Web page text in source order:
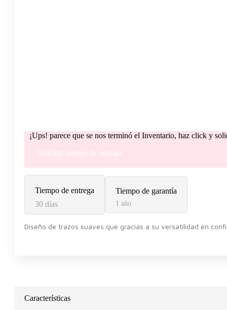
¡Ups! parece que se nos terminó el Inventario, haz click y
Solicitar tiempo de entrega
Tiempo de entrega
30 días
Tiempo de garantía
1 año
Diseño de trazos suaves que gracias a su versatilidad en
Características